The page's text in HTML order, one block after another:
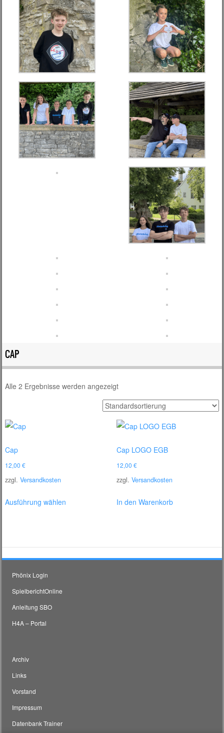
CAP
Alle 2 Ergebnisse werden angezeigt
Cap
12,00€
zzgl.Versandkosten
Ausführung wählen
Varianten
auf.
Cap LOGO EGB
12,00 €
zzgl. Versandkosten
In den Warenkorb
Phönix Login
SpielberichtOnline
Anleitung SBO
H4A – Portal
Archiv
Links
Vorstand
Impressum
Datenbank Trainer